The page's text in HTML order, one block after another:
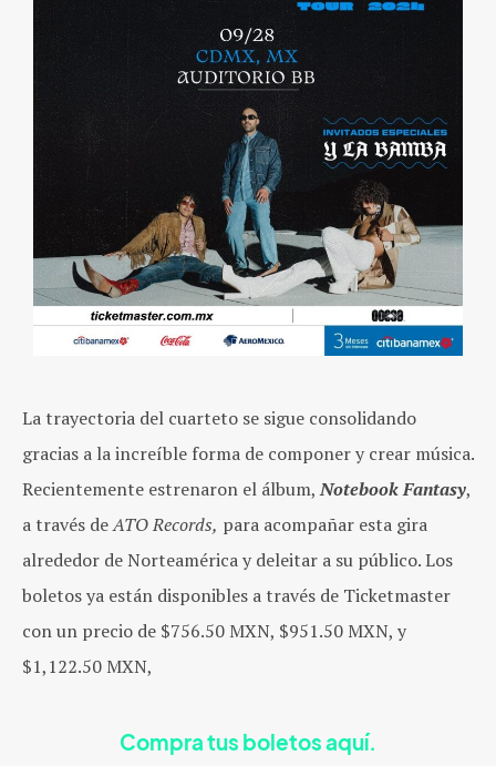
La trayectoria del cuarteto se sigue consolidando
gracias a la increíble forma de componer y crear música.
Recientemente estrenaron el álbum,Notebook Fantasy,
a través deATO Records, para acompañar esta gira
alrededor de Norteamérica y deleitar a su público. Los
boletos ya están disponibles a través de Ticketmaster
con un precio de $756.50 MXN, $951.50 MXN, y
$1,122.50 MXN,
Compra tus boletos aquí.